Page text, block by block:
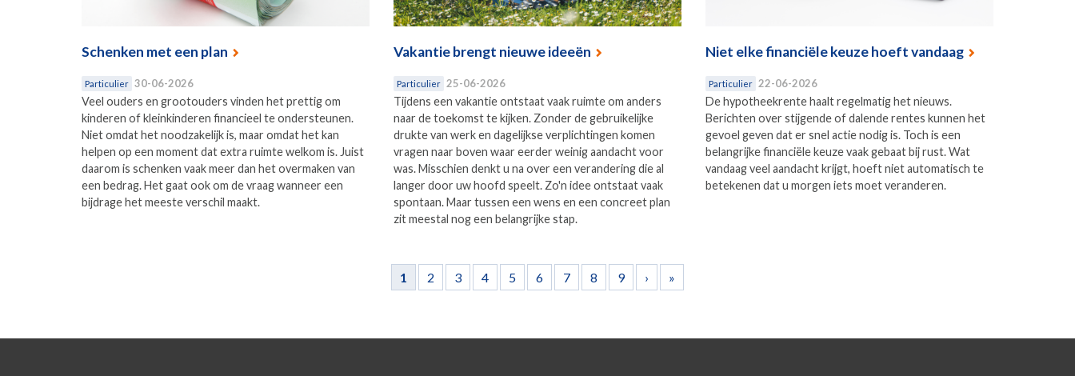
Schenken met een plan
Particulier 30-06-2026
Veel ouders en grootouders vinden het prettig om
kinderen of kleinkinderen financieel te ondersteunen.
Niet omdat het noodzakelijk is, maar omdat het kan
helpen op een moment dat extra ruimte welkom is. Juist
daarom is schenken vaak meer dan het overmaken van
een bedrag. Het gaat ook om de vraag wanneer een
bijdrage het meeste verschil maakt.
Vakantie brengt nieuwe ideeën
Particulier 25-06-2026
Tijdens een vakantie ontstaat vaak ruimte om anders
naar de toekomst te kijken. Zonder de gebruikelijke
drukte van werk en dagelijkse verplichtingen komen
vragen naar boven waar eerder weinig aandacht voor
was. Misschien denkt u na over een verandering die al
langer door uw hoofd speelt. Zo'n idee ontstaat vaak
spontaan. Maar tussen een wens en een concreet plan
zit meestal nog een belangrijke stap.
Niet elke financiële keuze hoeft vandaag
Particulier 22-06-2026
De hypotheekrente haalt regelmatig het nieuws.
Berichten over stijgende of dalende rentes kunnen het
gevoel geven dat er snel actie nodig is. Toch is een
belangrijke financiële keuze vaak gebaat bij rust. Wat
vandaag veel aandacht krijgt, hoeft niet automatisch te
betekenen dat u morgen iets moet veranderen.
1 2 3 4 5 6 7 8 9 › »